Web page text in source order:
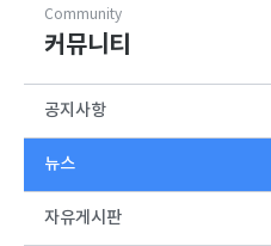
Community
커뮤니티
공지사항
뉴스
자유게시판